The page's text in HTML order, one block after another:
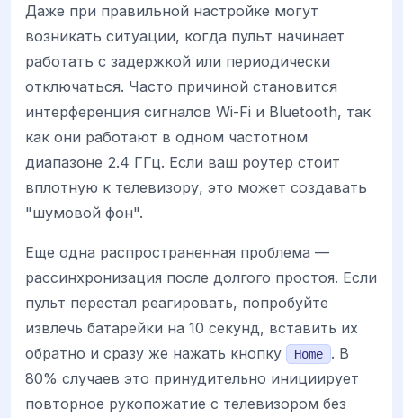
Даже при правильной настройке могут
возникать ситуации, когда пульт начинает
работать с задержкой или периодически
отключаться. Часто причиной становится
интерференция сигналов Wi-Fi и Bluetooth, так
как они работают в одном частотном
диапазоне 2.4 ГГц. Если ваш роутер стоит
вплотную к телевизору, это может создавать
"шумовой фон".
Еще одна распространенная проблема —
рассинхронизация после долгого простоя. Если
пульт перестал реагировать, попробуйте
извлечь батарейки на 10 секунд, вставить их
обратно и сразу же нажать кнопку
Home
. В
80% случаев это принудительно инициирует
повторное рукопожатие с телевизором без